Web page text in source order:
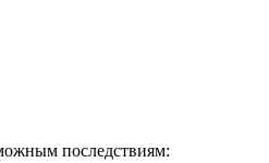
последствиям: